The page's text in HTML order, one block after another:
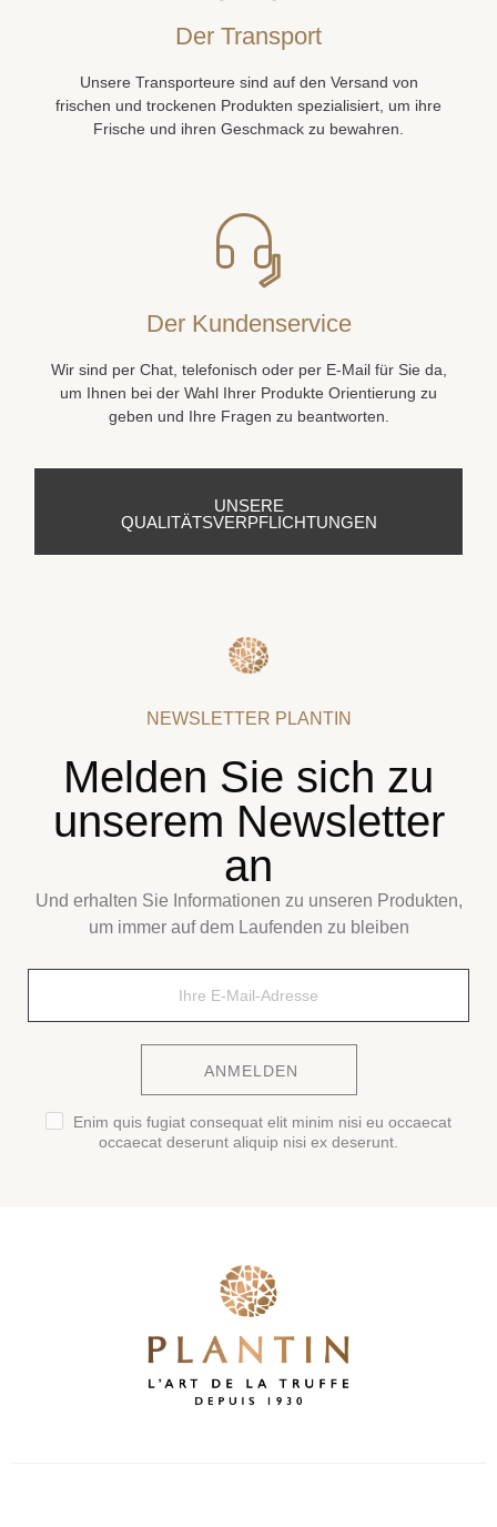
Der Transport
Unsere Transporteure sind auf den Versand von
frischen und trockenen Produkten spezialisiert, um ihre
Frische und ihren Geschmack zu bewahren.
Der Kundenservice
Wir sind per Chat, telefonisch oder per E-Mail für Sie da,
um Ihnen bei der Wahl Ihrer Produkte Orientierung zu
geben und Ihre Fragen zu beantworten.
UNSERE
QUALITÄTSVERPFLICHTUNGEN
NEWSLETTER PLANTIN
Melden Sie sich zu
unserem Newsletter
an
Und erhalten Sie Informationen zu unseren Produkten,
um immer auf dem Laufenden zu bleiben
ANMELDEN
Enim quis fugiat consequat elit minim nisi eu occaecat
occaecat deserunt aliquip nisi ex deserunt.